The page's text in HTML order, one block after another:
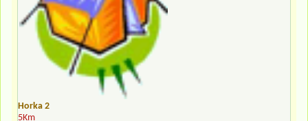
Horka 2
5Km